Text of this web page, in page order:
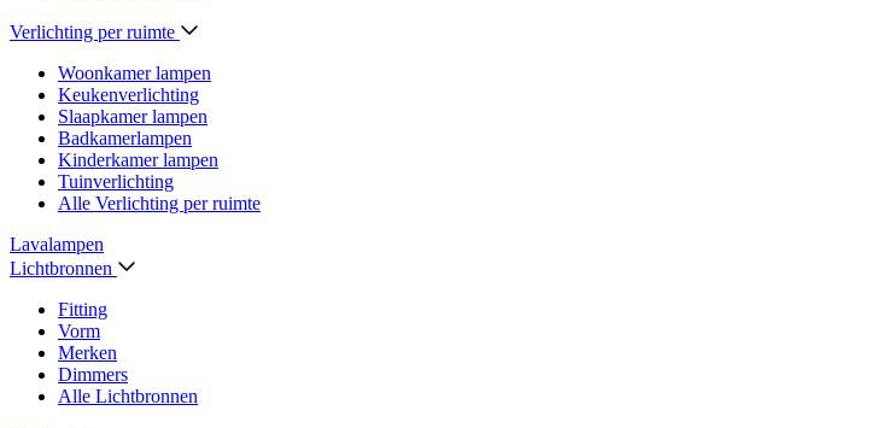
Verlichting per ruimte
Woonkamer lampen
Keukenverlichting
Slaapkamer lampen
Badkamerlampen
Kinderkamer lampen
Tuinverlichting
Alle Verlichting per ruimte
Lavalampen
Lichtbronnen
Fitting
Vorm
Merken
Dimmers
Alle Lichtbronnen